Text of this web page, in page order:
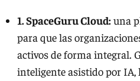
1. SpaceGuru Cloud:una
para que las
activos de forma integral.
inteligente asistido por IA,